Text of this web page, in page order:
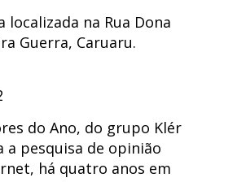
localizada na Rua Dona
Guerra, Caruaru.
do Ano, do grupo Klér
a pesquisa de opinião
há quatro anos em